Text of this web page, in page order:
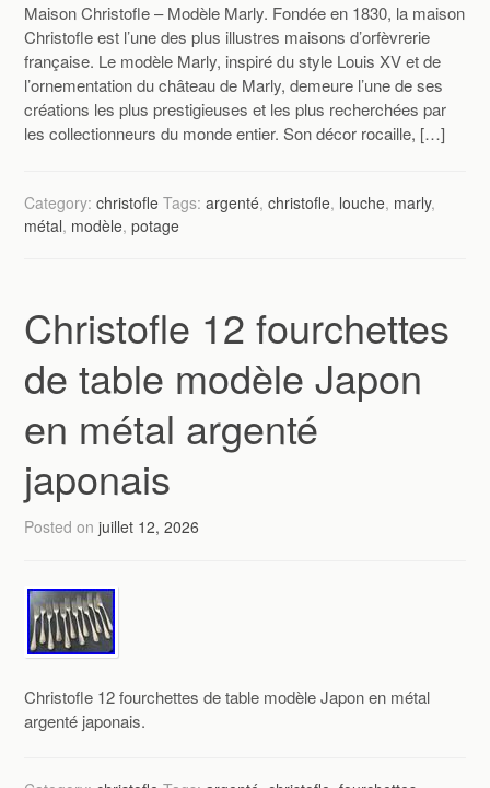
Maison Christofle – Modèle Marly. Fondée en 1830, la maison
Christofle est l’une des plus illustres maisons d’orfèvrerie
française. Le modèle Marly, inspiré du style Louis XV et de
l’ornementation du château de Marly, demeure l’une de ses
créations les plus prestigieuses et les plus recherchées par
les collectionneurs du monde entier. Son décor rocaille, […]
Category:christofle Tags:argenté,christofle, louche, marly,
métal, modèle,potage
Christofle 12 fourchettes
de table modèle Japon
en métal argenté
japonais
Posted onjuillet 12, 2026
Christofle 12 fourchettes de table modèle Japon en métal
argenté japonais.